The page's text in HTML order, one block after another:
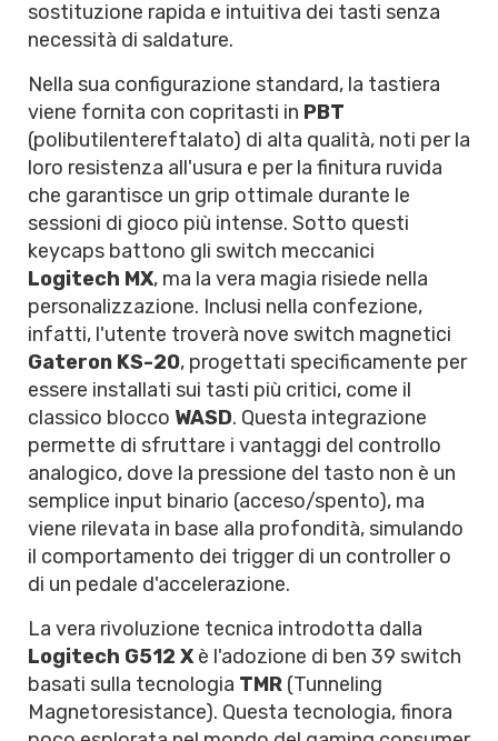
sostituzione rapida e intuitiva dei tasti senza
necessità di saldature.
Nella sua configurazione standard, la tastiera
viene fornita con copritasti in PBT
(polibutilentereftalato) di alta qualità, noti per la
loro resistenza all'usura e per la finitura ruvida
che garantisce un grip ottimale durante le
sessioni di gioco più intense. Sotto questi
keycaps battono gli switch meccanici
Logitech MX, ma la vera magia risiede nella
personalizzazione. Inclusi nella confezione,
infatti, l'utente troverà nove switch magnetici
Gateron KS-20, progettati specificamente per
essere installati sui tasti più critici, come il
classico blocco WASD. Questa integrazione
permette di sfruttare i vantaggi del controllo
analogico, dove la pressione del tasto non è un
semplice input binario (acceso/spento), ma
viene rilevata in base alla profondità, simulando
il comportamento dei trigger di un controller o
di un pedale d'accelerazione.
La vera rivoluzione tecnica introdotta dalla
Logitech G512 X è l'adozione di ben 39 switch
basati sulla tecnologia TMR (Tunneling
Magnetoresistance). Questa tecnologia, finora